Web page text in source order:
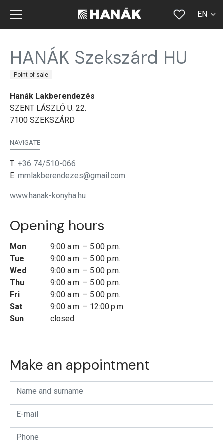
EN
HANÁK Szekszárd HU
Point of sale
Hanák Lakberendezés
SZENT LÁSZLÓ U. 22.
7100 SZEKSZÁRD
NAVIGATE
T: +36 74/510-066
E: mmlakberendezes@gmail.com
www.hanak-konyha.hu
Opening hours
Mon
9:00 a.m. – 5:00 p.m.
Tue
9:00 a.m. – 5:00 p.m.
Wed
9:00 a.m. – 5:00 p.m.
Thu
9:00 a.m. – 5:00 p.m.
Fri
9:00 a.m. – 5:00 p.m.
Sat
9:00 a.m. – 12:00 p.m.
Sun
closed
Make an appointment